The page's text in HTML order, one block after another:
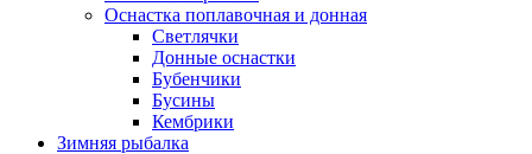
Оснастка поплавочная и донная
Светлячки
Донные оснастки
Бубенчики
Бусины
Кембрики
Зимняя рыбалка